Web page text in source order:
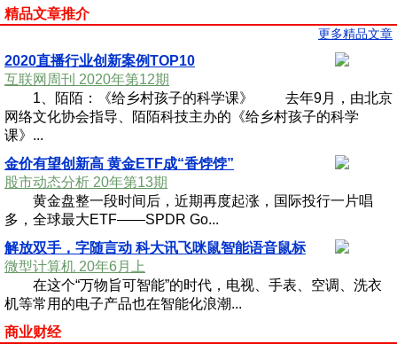
精品文章推介
更多精品文章
2020直播行业创新案例TOP10
互联网周刊 2020年第12期
1、陌陌：《给乡村孩子的科学课》 去年9月，由北京
网络文化协会指导、陌陌科技主办的《给乡村孩子的科学
课》...
金价有望创新高 黄金ETF成“香饽饽”
股市动态分析 20年第13期
黄金盘整一段时间后，近期再度起涨，国际投行一片唱
多，全球最大ETF——SPDR Go...
解放双手，字随言动 科大讯飞咪鼠智能语音鼠标
微型计算机 20年6月上
在这个“万物旨可智能”的时代，电视、手表、空调、洗衣
机等常用的电子产品也在智能化浪潮...
商业财经